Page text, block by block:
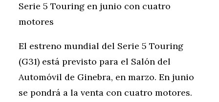
Serie 5 Touring en junio con cuatro
motores
El estreno mundial del Serie 5 Touring
(G31) está previsto para el Salón del
Automóvil de Ginebra, en marzo. En junio
se pondrá a la venta con cuatro motores.